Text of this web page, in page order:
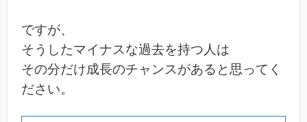
ですが、
そうしたマイナスな過去を持つ人は
その分だけ成長のチャンスがあると思ってく
ださい。